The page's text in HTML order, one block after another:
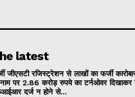
latest
जीएसटी रजिस्ट्रेशन से लाखों का फर्जी
पर 2.86 करोड़ रुपये का टर्नओवर दिखाकर
दर्ज न होने से...